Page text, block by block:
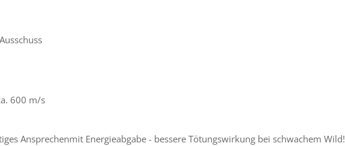
600 m/s
Ansprechenmit Energieabgabe - bessere Tötungswirkung bei schwachem Wild!